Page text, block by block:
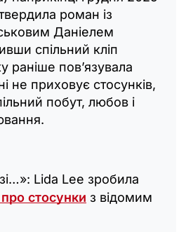
роман із
Даніелем
спільний кліп
раніше пов’язувала
не приховує стосунків,
побут, любов і
Lida Lee зробила
стосунки з відомим